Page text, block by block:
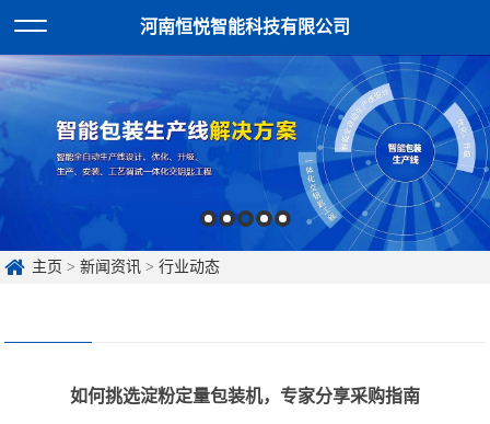
河南恒悦智能科技有限公司
主页 >新闻资讯 >行业动态
如何挑选淀粉定量包装机，专家分享采购指南